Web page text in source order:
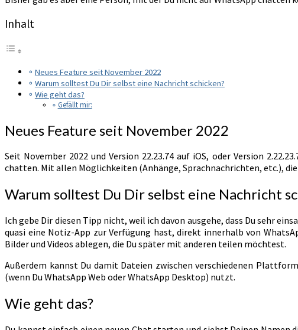
Inhalt
Neues Feature seit November 2022
Warum solltest Du Dir selbst eine Nachricht schicken?
Wie geht das?
Gefällt mir:
Neues Feature seit November 2022
Seit November 2022 und Version 22.23.74 auf iOS, oder Version
chatten. Mit allen Möglichkeiten (Anhänge, Sprachnachrichten, etc.),
Warum solltest Du Dir selbst eine Nachricht
Ich gebe Dir diesen Tipp nicht, weil ich davon ausgehe, dass Du sehr
quasi eine Notiz-App zur Verfügung hast, direkt innerhalb von
Bilder und Videos ablegen, die Du später mit anderen teilen möchtest.
Außerdem kannst Du damit Dateien zwischen verschiedenen
(wenn Du WhatsApp Web oder WhatsApp Desktop) nutzt.
Wie geht das?